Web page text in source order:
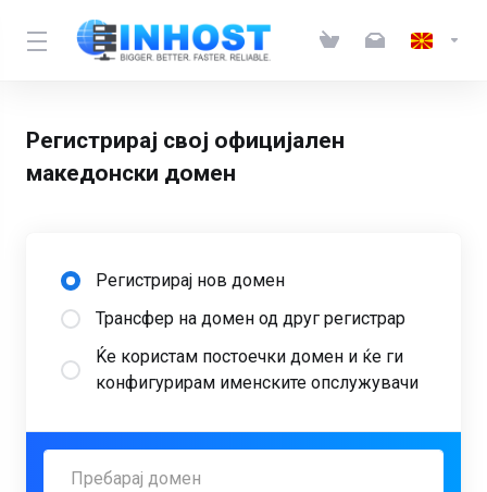
Регистрирај свој официјален
македонски домен
Регистрирај нов домен
Трансфер на домен од друг регистрар
Ќе користам постоечки домен и ќе ги
конфигурирам именските опслужувачи